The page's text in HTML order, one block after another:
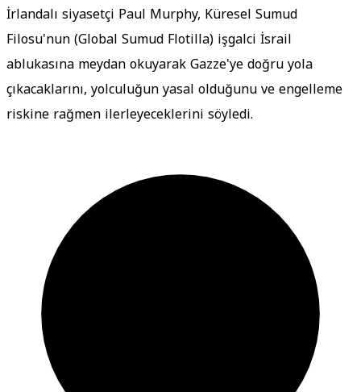
İrlandalı siyasetçi Paul Murphy, Küresel Sumud
Filosu'nun (Global Sumud Flotilla) işgalci İsrail
ablukasına meydan okuyarak Gazze'ye doğru yola
çıkacaklarını, yolculuğun yasal olduğunu ve engelleme
riskine rağmen ilerleyeceklerini söyledi.